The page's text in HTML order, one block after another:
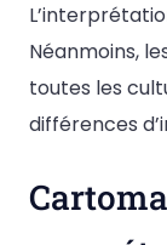
Néanmoins,
toutes les
différences